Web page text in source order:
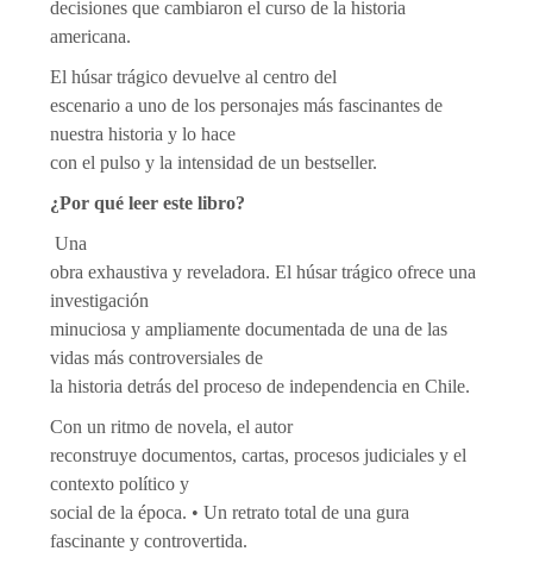
decisiones que cambiaron el curso de la historia
americana.
El húsar trágico devuelve al centro del
escenario a uno de los personajes más fascinantes de
nuestra historia y lo hace
con el pulso y la intensidad de un bestseller.
¿Por qué leer este libro?
Una
obra exhaustiva y reveladora. El húsar trágico ofrece una
investigación
minuciosa y ampliamente documentada de una de las
vidas más controversiales de
la historia detrás del proceso de independencia en Chile.
Con un ritmo de novela, el autor
reconstruye documentos, cartas, procesos judiciales y el
contexto político y
social de la época. • Un retrato total de una ­gura
fascinante y controvertida.